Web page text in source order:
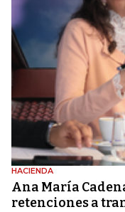
HACIENDA
Ana María
retenciones a